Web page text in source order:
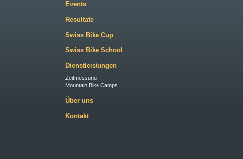
Events
Resultate
Swiss Bike Cup
Swiss Bike School
Dienstleistungen
Zeitmessung
Mountain Bike Camps
Über uns
Kontakt